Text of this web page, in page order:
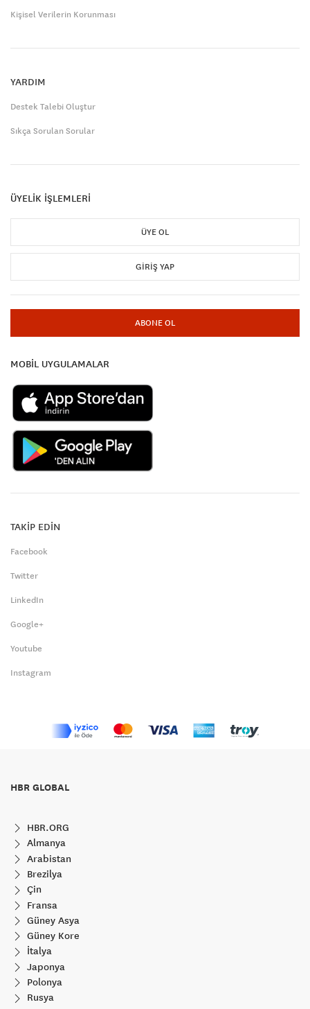
Kişisel Verilerin Korunması
YARDIM
Destek Talebi Oluştur
Sıkça Sorulan Sorular
ÜYELİK İŞLEMLERİ
ÜYE OL
GIRIŞ YAP
ABONE OL
MOBİL UYGULAMALAR
TAKİP EDİN
Facebook
Twitter
LinkedIn
Google+
Youtube
Instagram
HBR GLOBAL
HBR.ORG
Almanya
Arabistan
Brezilya
Çin
Fransa
Güney Asya
Güney Kore
İtalya
Japonya
Polonya
Rusya